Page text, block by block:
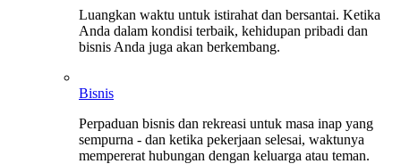
Luangkan waktu untuk istirahat dan bersantai. Ketika
Anda dalam kondisi terbaik, kehidupan pribadi dan
bisnis Anda juga akan berkembang.
Bisnis
Perpaduan bisnis dan rekreasi untuk masa inap yang
sempurna - dan ketika pekerjaan selesai, waktunya
mempererat hubungan dengan keluarga atau teman.